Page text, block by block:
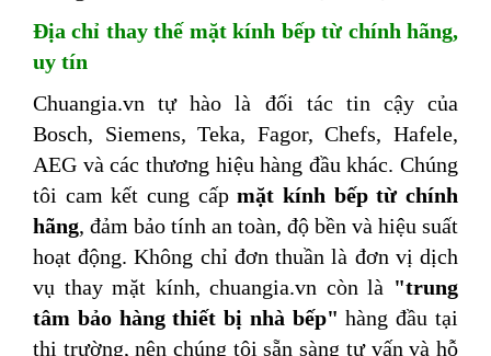
Địa chỉ thay thế mặt kính bếp từ chính hãng,
uy tín
Chuangia.vn tự hào là đối tác tin cậy của
Bosch, Siemens, Teka, Fagor, Chefs, Hafele,
AEG và các thương hiệu hàng đầu khác. Chúng
tôi cam kết cung cấpmặt kính bếp từ chính
hãng, đảm bảo tính an toàn, độ bền và hiệu suất
hoạt động. Không chỉ đơn thuần là đơn vị dịch
vụ thay mặt kính, chuangia.vn còn là "trung
tâm bảo hàng thiết bị nhà bếp" hàng đầu tại
thị trường, nên chúng tôi sẵn sàng tư vấn và hỗ